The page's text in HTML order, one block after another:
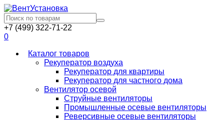
+7 (499) 322-71-22
0
Каталог товаров
Рекуператор воздуха
Рекуператор для квартиры
Рекуператор для частного дома
Вентилятор осевой
Струйные вентиляторы
Промышленные осевые вентиляторы
Реверсивные осевые вентиляторы